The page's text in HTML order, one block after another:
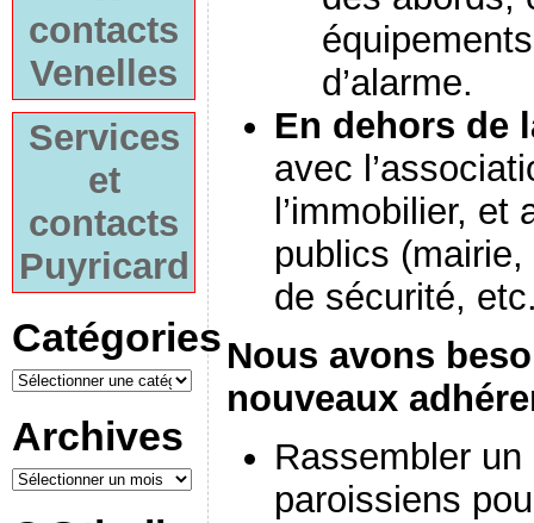
contacts
Venelles
Services
et
contacts
Puyricard
Catégories
Archives
d’alarme.
En dehors de
avec
l’immobilier,
publics
de sécurité,
Nous avons
nouveaux
Rassembler
paroissiens